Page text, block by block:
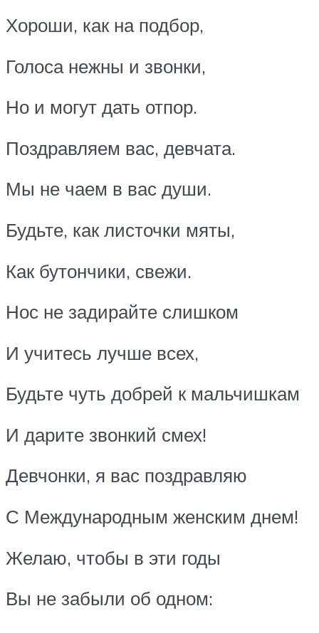
Хороши, как на подбор,
Голоса нежны и звонки,
Но и могут дать отпор.
Поздравляем вас, девчата.
Мы не чаем в вас души.
Будьте, как листочки мяты,
Как бутончики, свежи.
Нос не задирайте слишком
И учитесь лучше всех,
Будьте чуть добрей к мальчишкам
И дарите звонкий смех!
Девчонки, я вас поздравляю
С Международным женским днем!
Желаю, чтобы в эти годы
Вы не забыли об одном: